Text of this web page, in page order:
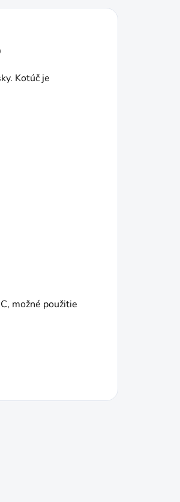
Kotúč je
možné použitie